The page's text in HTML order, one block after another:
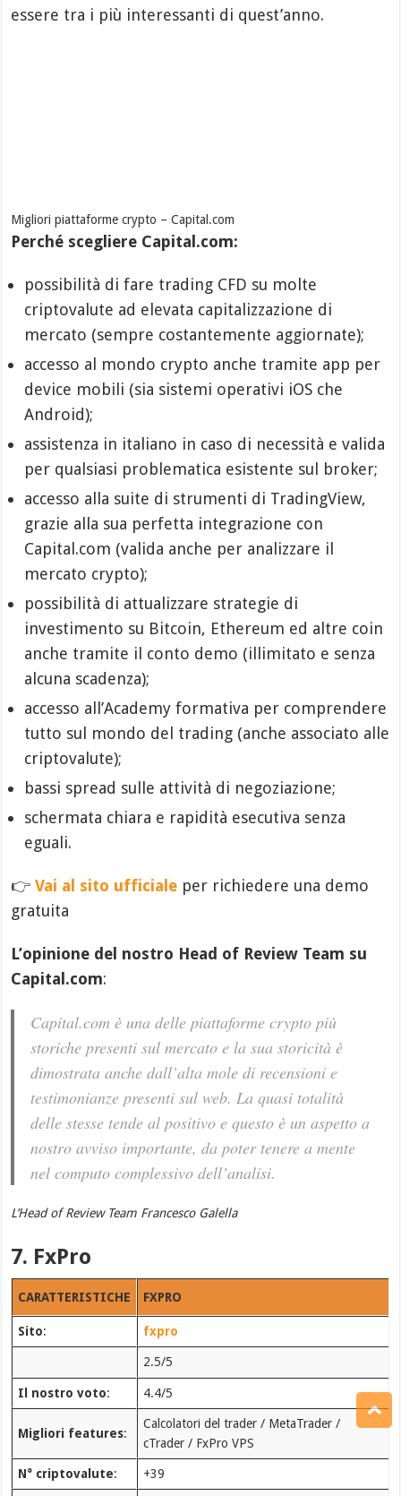
essere tra i più interessanti di quest’anno.
Migliori piattaforme crypto – Capital.com
Perché scegliere Capital.com:
possibilità di fare trading CFD su molte
criptovalute ad elevata capitalizzazione di
mercato (sempre costantemente aggiornate);
accesso al mondo crypto anche tramite app per
device mobili (sia sistemi operativi iOS che
Android);
assistenza in italiano in caso di necessità e valida
per qualsiasi problematica esistente sul broker;
accesso alla suite di strumenti di TradingView,
grazie alla sua perfetta integrazione con
Capital.com (valida anche per analizzare il
mercato crypto);
possibilità di attualizzare strategie di
investimento su Bitcoin, Ethereum ed altre coin
anche tramite il conto demo (illimitato e senza
alcuna scadenza);
accesso all’Academy formativa per comprendere
tutto sul mondo del trading (anche associato alle
criptovalute);
bassi spread sulle attività di negoziazione;
schermata chiara e rapidità esecutiva senza
eguali.
👉Vai al sito ufficiale per richiedere una demo
gratuita
L’opinione del nostro Head of Review Team su
Capital.com:
Capital.com è una delle piattaforme crypto più
storiche presenti sul mercato e la sua storicità è
dimostrata anche dall’alta mole di recensioni e
testimonianze presenti sul web. La quasi totalità
delle stesse tende al positivo e questo è un aspetto a
nostro avviso importante, da poter tenere a mente
nel computo complessivo dell’analisi.
L’Head of Review Team Francesco Galella
7. FxPro
CARATTERISTICHE FXPRO
Sito: fxpro
2.5/5
Il nostro voto: 4.4/5
Migliori features:
Calcolatori del trader / MetaTrader /
cTrader / FxPro VPS
N° criptovalute: +39